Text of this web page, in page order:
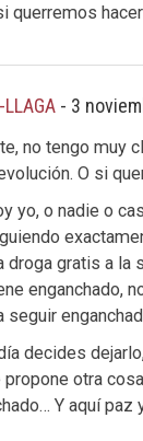
querremos
- 3
no tengo muy
O si
yo, o nadie o
droga gratis a la
enganchado,
seguir
decides
otra
Y aquí paz